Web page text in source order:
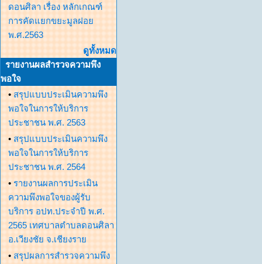
ดอนศิลา เรื่อง หลักเกณฑ์
การคัดแยกขยะมูลฝอย
พ.ศ.2563
ดูทั้งหมด
รายงานผลสำรวจความพึง
พอใจ
• สรุปแบบประเมินความพึง
พอใจในการให้บริการ
ประชาชน พ.ศ. 2563
• สรุปแบบประเมินความพึง
พอใจในการให้บริการ
ประชาชน พ.ศ. 2564
• รายงานผลการประเมิน
ความพึงพอใจของผู้รับ
บริการ อปท.ประจำปี พ.ศ.
2565 เทศบาลตำบลดอนศิลา
อ.เวียงชัย จ.เชียงราย
• สรุปผลการสำรวจความพึง